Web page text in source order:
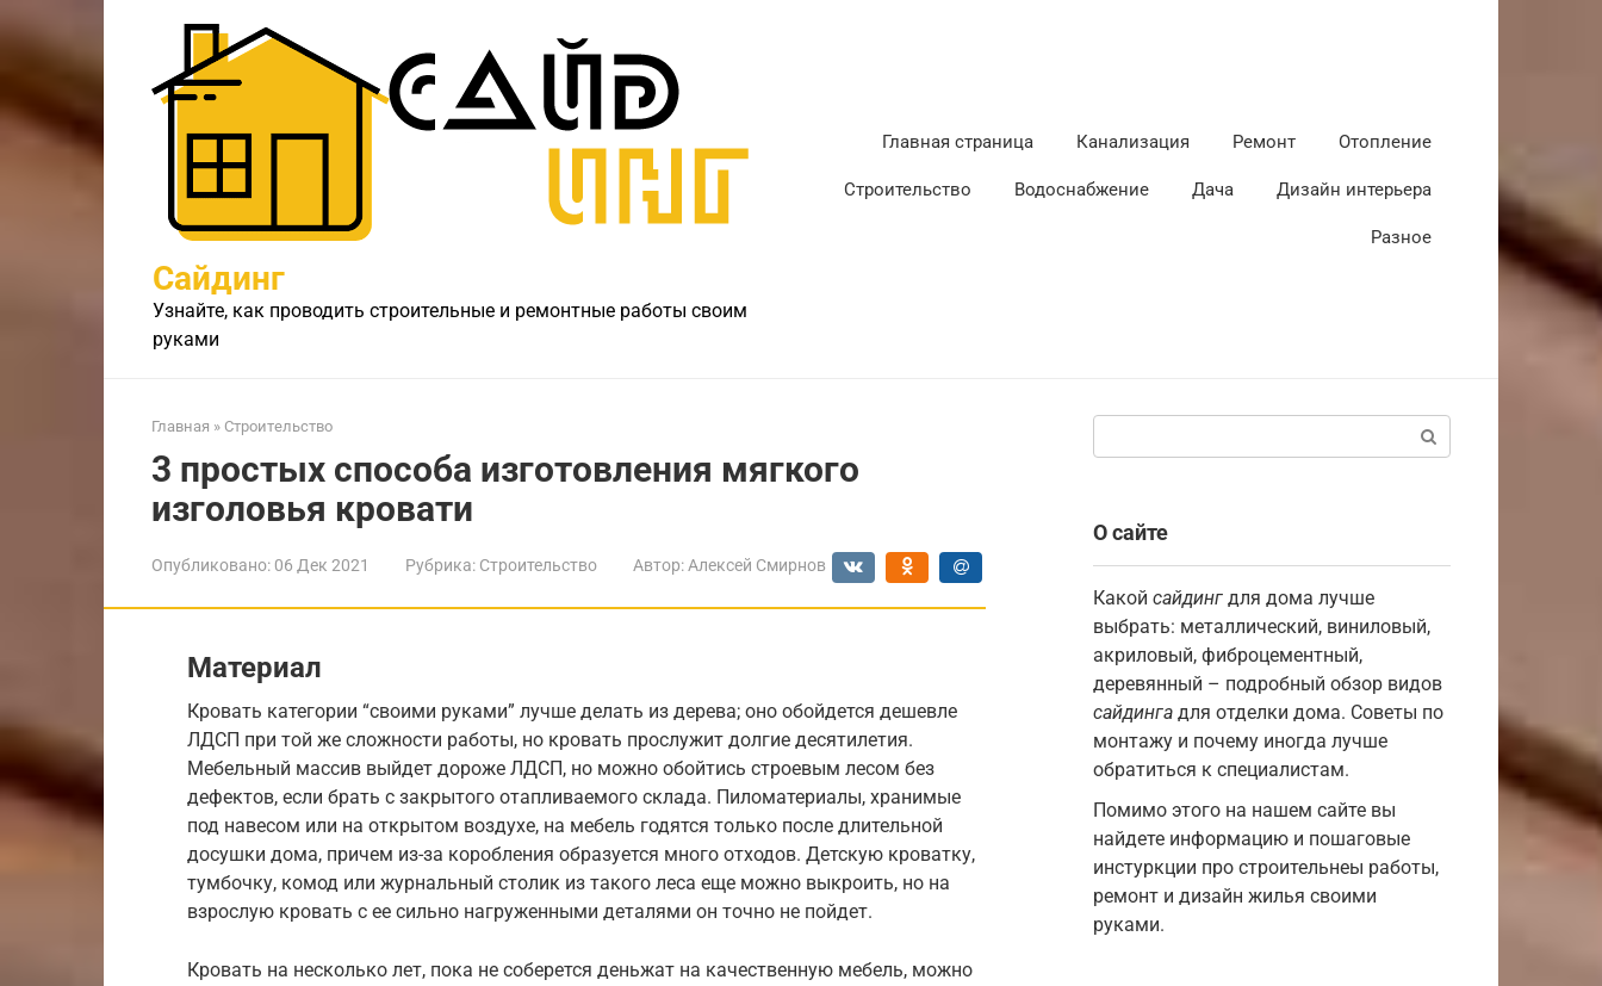
контенту
Сайдинг
Узнайте, как проводить строительные и ремонтные работы своим
руками
Главная страница Канализация Ремонт Отопление
Строительство Водоснабжение Дача Дизайн интерьера
Разное
Главная » Строительство
3 простых способа изготовления мягкого
изголовья кровати
Опубликовано: 06 Дек 2021 Рубрика: Строительство Автор: Алексей Смирнов
Материал
Кровать категории “своими руками” лучше делать из дерева; оно обойдется дешевле
ЛДСП при той же сложности работы, но кровать прослужит долгие десятилетия.
Мебельный массив выйдет дороже ЛДСП, но можно обойтись строевым лесом без
дефектов, если брать с закрытого отапливаемого склада. Пиломатериалы, хранимые
под навесом или на открытом воздухе, на мебель годятся только после длительной
досушки дома, причем из-за коробления образуется много отходов. Детскую кроватку,
тумбочку, комод или журнальный столик из такого леса еще можно выкроить, но на
взрослую кровать с ее сильно нагруженными деталями он точно не пойдет.
Кровать на несколько лет, пока не соберется деньжат на качественную мебель, можно
О сайте
Какой сайдинг для дома лучше
выбрать: металлический, виниловый,
акриловый, фиброцементный,
деревянный – подробный обзор видов
сайдинга для отделки дома. Советы по
монтажу и почему иногда лучше
обратиться к специалистам.
Помимо этого на нашем сайте вы
найдете информацию и пошаговые
инстуркции про строительнеы работы,
ремонт и дизайн жилья своими
руками.